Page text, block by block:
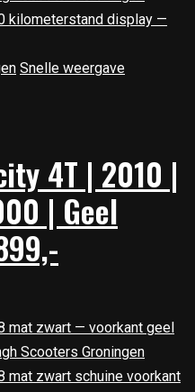
Snelle weergave
4T | 2010 |
| Geel